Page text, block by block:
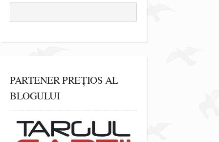
PARTENER PREȚIOS AL
BLOGULUI